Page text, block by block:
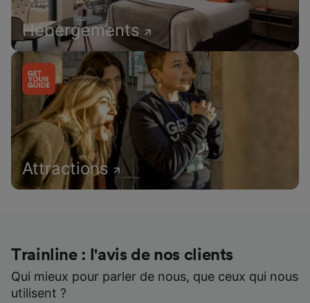
Hébergements
Attractions
Trainline : l'avis de nos clients
Qui mieux pour parler de nous, que ceux qui nous
utilisent ?